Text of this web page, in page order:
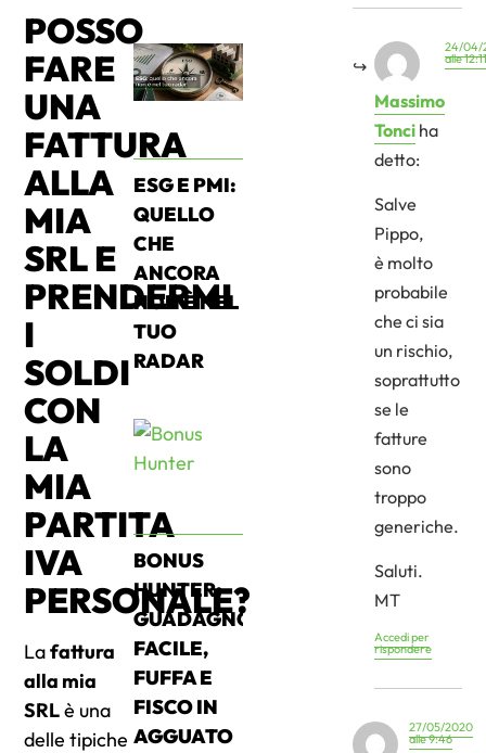
POSSO
FARE
UNA
FATTURA
ALLA
MIA
SRL E
PRENDERMI
I
SOLDI
CON
LA
MIA
PARTITA
IVA
PERSONALE?
Lafattura
alla mia
SRLè una
delle tipiche
ESG E PMI:
QUELLO
CHE
ANCORA
NON È NEL
TUO
RADAR
BONUS
HUNTER:
GUADAGNO
FACILE,
FUFFA E
FISCO IN
AGGUATO
Massimo
Tonci ha
detto:
24/04/
alle 12:11
Salve
Pippo,
è molto
probabile
che ci sia
un rischio,
soprattutto
se le
fatture
sono
troppo
generiche.
Saluti.
MT
Accedi per
rispondere
27/05/2020
alle 9:46